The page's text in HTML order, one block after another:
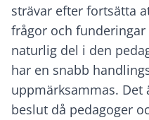
strävar efter fortsätta
frågor och funderingar
naturlig del i den
har en snabb
uppmärksammas. Det
beslut då pedagoger